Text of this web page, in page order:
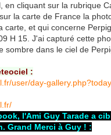
en cliquant sur la rubrique
la carte de France la
carte, et qui concerne
H 15. J'ai capturé cette
sombre dans le ciel de
:
user/day-
l'Ami Guy Tarade a
Grand Merci à Guy ! :